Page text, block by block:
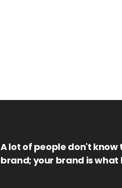
A lot of people don't
brand; your brand is what